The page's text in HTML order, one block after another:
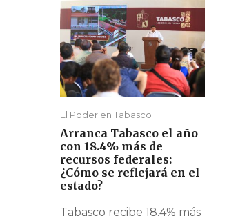
El Poder en Tabasco
Arranca Tabasco el año
con 18.4% más de
recursos federales:
¿Cómo se reflejará en el
estado?
Tabasco recibe 18.4% más